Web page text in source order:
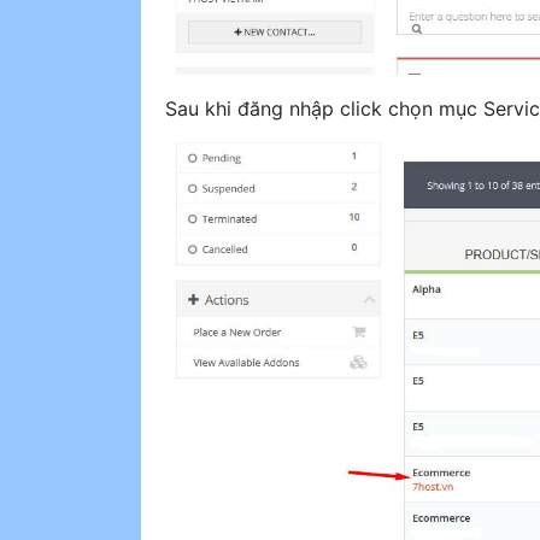
Sau khi đăng nhập click chọn mục